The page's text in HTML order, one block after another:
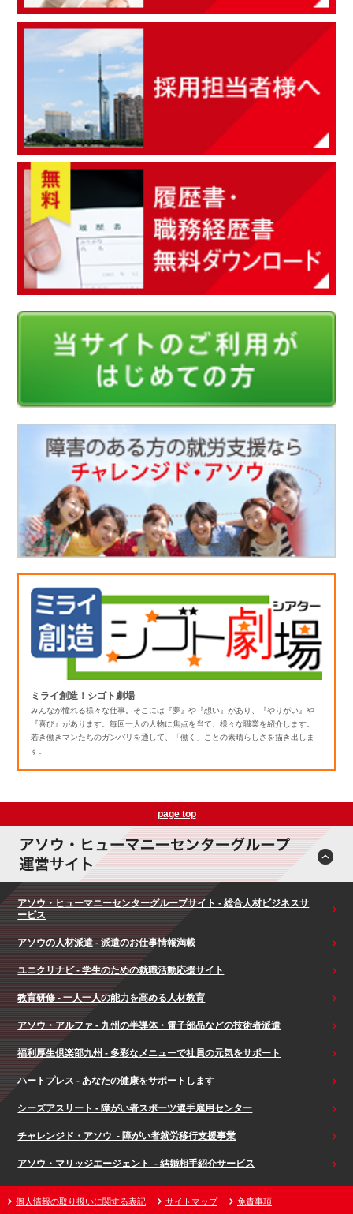
ミライ創造！シゴト劇場
みんなが憧れる様々な仕事。そこには『夢』や『想い』があり、『やりがい』や
『喜び』があります。毎回一人の人物に焦点を当て、様々な職業を紹介します。
若き働きマンたちのガンバリを通して、「働く」ことの素晴らしさを描き出しま
す。
page top
アソウ・ヒューマニーセンターグループサイト - 総合人材ビジネスサ
ービス
アソウの人材派遣 - 派遣のお仕事情報満載
ユニクリナビ - 学生のための就職活動応援サイト
教育研修 - 一人一人の能力を高める人材教育
アソウ・アルファ - 九州の半導体・電子部品などの技術者派遣
福利厚生倶楽部九州 - 多彩なメニューで社員の元気をサポート
ハートプレス - あなたの健康をサポートします
シーズアスリート - 障がい者スポーツ選手雇用センター
チャレンジド・アソウ - 障がい者就労移行支援事業
アソウ・マリッジエージェント - 結婚相手紹介サービス
個人情報の取り扱いに関する表記 サイトマップ 免責事項